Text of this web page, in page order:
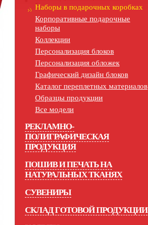
Наборы в подарочных коробках
Корпоративные подарочные
наборы
Коллекции
Персонализация блоков
Персонализация обложек
Графический дизайн блоков
Каталог переплетных материалов
Образцы продукции
Все модели
РЕКЛАМНО-
ПОЛИГРАФИЧЕСКАЯ
ПРОДУКЦИЯ
ПОШИВ И ПЕЧАТЬ НА
НАТУРАЛЬНЫХ ТКАНЯХ
СУВЕНИРЫ
СКЛАД ГОТОВОЙ ПРОДУКЦИИ